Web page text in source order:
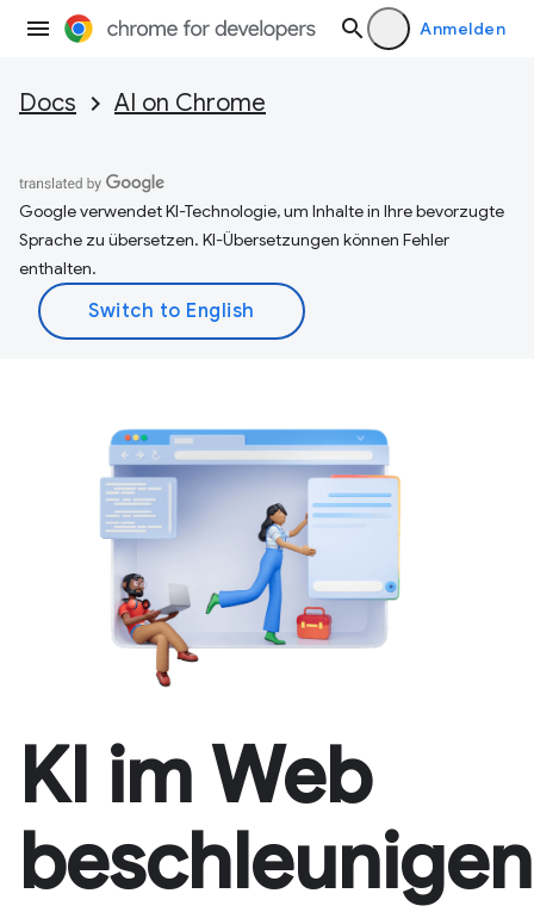
Anmelden
Docs AI on Chrome
Google verwendet KI-Technologie, um Inhalte in Ihre bevorzugte
Sprache zu übersetzen. KI-Übersetzungen können Fehler
enthalten.
KI im Web
beschleunigen